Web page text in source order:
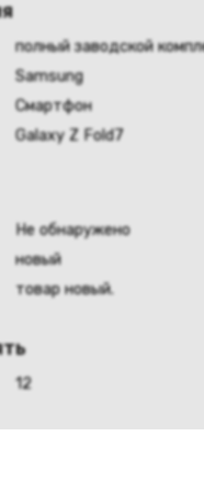
полный заводской
Samsung
Смартфон
Galaxy Z Fold7
Не обнаружено
новый
товар новый.
12